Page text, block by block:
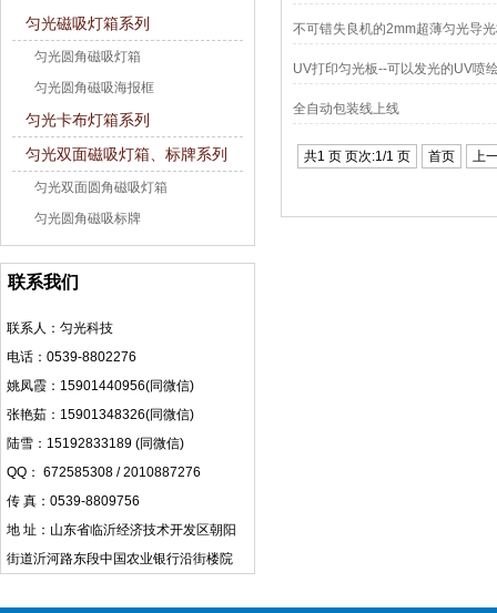
匀光磁吸灯箱系列
匀光圆角磁吸灯箱
匀光圆角磁吸海报框
匀光卡布灯箱系列
匀光双面磁吸灯箱、标牌系列
匀光双面圆角磁吸灯箱
匀光圆角磁吸标牌
联系我们
联系人：匀光科技
电话：0539-8802276
姚凤霞：15901440956(同微信)
张艳茹：15901348326(同微信)
陆雪：15192833189 (同微信)
QQ： 672585308 / 2010887276
传 真：0539-8809756
地 址：山东省临沂经济技术开发区朝阳
街道沂河路东段中国农业银行沿街楼院
不可错失良机的2mm超薄匀光导
UV打印匀光板--可以发光的UV喷
全自动包装线上线
共1 页 页次:1/1 页 首页 上